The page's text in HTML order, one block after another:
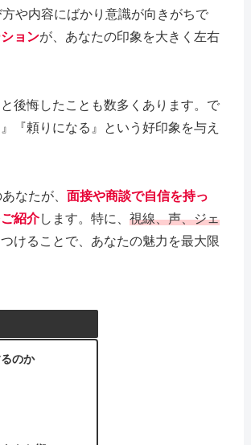
や内容にばかり意識が向きがちで
ョンが、あなたの印象を大きく左右
後悔したことも数多くあります。で
『頼りになる』という好印象を与え
なたが、 面接や商談で自信を持っ
紹介します。特に、 視線、声、ジェ
けることで、あなたの魅力を最大限
のか